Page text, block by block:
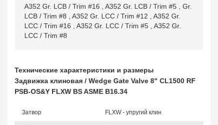
A352 Gr. LCB / Trim #16
A352 Gr. LCB / Trim #5
Gr.
LCB / Trim #8
A352 Gr. LCC / Trim #12
A352 Gr.
LCC / Trim #16
A352 Gr. LCC / Trim #5
A352 Gr.
LCC / Trim #8
Технические характеристики и размеры
Задвижка клиновая / Wedge Gate Valve 8" CL1500 RF
PSB-OS&Y FLXW BS ASME B16.34
Затвор FLXW - упругий клин